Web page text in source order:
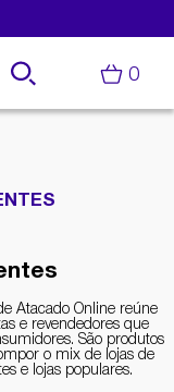
0
Atacado Online reúne
e revendedores que
São produtos
o mix de lojas de
e lojas populares.